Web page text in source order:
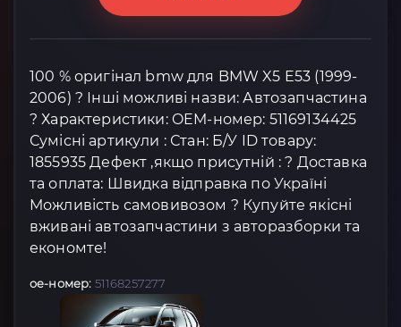
100 % оригінал bmw для BMW X5 E53 (1999-
2006) ? Інші можливі назви: Автозапчастина
? Характеристики: OEM-номер: 51169134425
Сумісні артикули : Стан: Б/У ID товару:
1855935 Дефект ,якщо присутній : ? Доставка
та оплата: Швидка відправка по Україні
Можливість самовивозом ? Купуйте якісні
вживані автозапчастини з авторазборки та
економте!
oe-номер: 51168257277